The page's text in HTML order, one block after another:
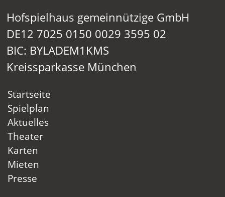
Hofspielhaus gemeinnützige GmbH
DE12 7025 0150 0029 3595 02
BIC: BYLADEM1KMS
Kreissparkasse München
Startseite
Spielplan
Aktuelles
Theater
Karten
Mieten
Presse